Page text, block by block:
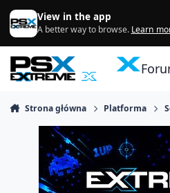
Skocz do zawartości
View in the app
A better way to browse. Learn
Strona główna Platforma